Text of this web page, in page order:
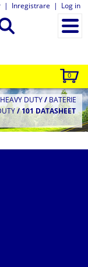
| Inregistrare | Log in
0
HEAVY DUTY/BATERIE
/101 DATASHEET